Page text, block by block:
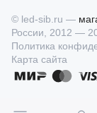
© led-sib.ru —
России, 2012 —
Политика
Карта сайта